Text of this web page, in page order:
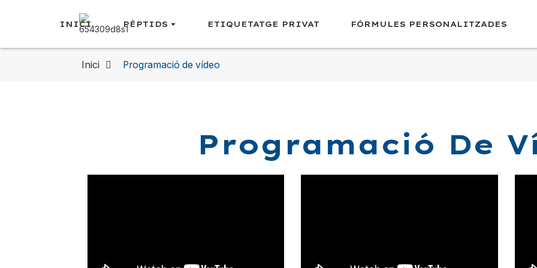
INICI PÈPTIDS ETIQUETATGE PRIVAT FÓRMULES PERSONALITZADES
Inici Programació de vídeo
Programació De